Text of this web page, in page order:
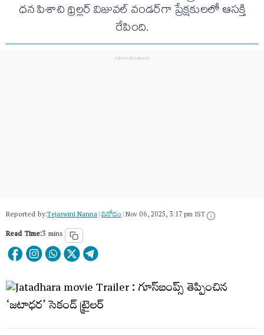
ధన పిశాచి థ్రిల్లర్ విజువల్ వండర్‌గా ప్రేక్షకులలో ఆసక్తి
రేపింది.
Reported by:Tejaswini Nanna|వినోదం|Nov 06, 2025, 3:17 pm IST
Read Time:3 mins